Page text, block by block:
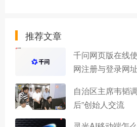
推荐文章
千问网页版在线
网注册与登录网址
自治区主席韦韬
后”创始人交流